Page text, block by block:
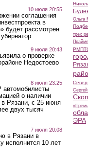
10 июля 20:55
соглашения
в
будет рассмотрен
9 июля 20:43
о проверке
Недостоево
8 июля 23:25
о наличии
Рязани, с 25 июня
двух тысяч
7 июля 20:08
в Рязани в
исполнится 10 лет
Ольга
трех
ЭРА